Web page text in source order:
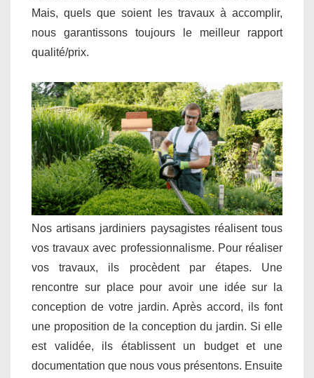
Mais, quels que soient les travaux à accomplir,
nous garantissons toujours le meilleur rapport
qualité/prix.
Nos artisans jardiniers paysagistes réalisent tous
vos travaux avec professionnalisme. Pour réaliser
vos travaux, ils procèdent par étapes. Une
rencontre sur place pour avoir une idée sur la
conception de votre jardin. Après accord, ils font
une proposition de la conception du jardin. Si elle
est validée, ils établissent un budget et une
documentation que nous vous présentons. Ensuite